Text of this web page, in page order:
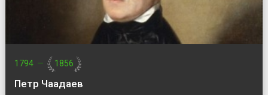
1794 — 1856
Петр Чаадаев